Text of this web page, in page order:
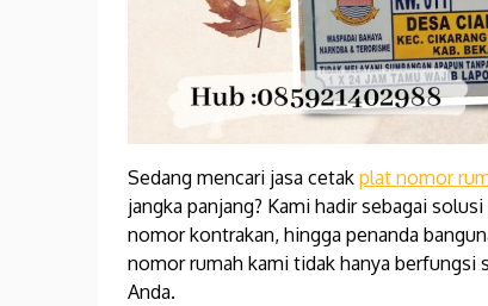
Sedang mencari jasa cetak plat nomor
jangka panjang? Kami hadir sebagai
nomor kontrakan, hingga penanda
nomor rumah kami tidak hanya berfungsi
Anda.